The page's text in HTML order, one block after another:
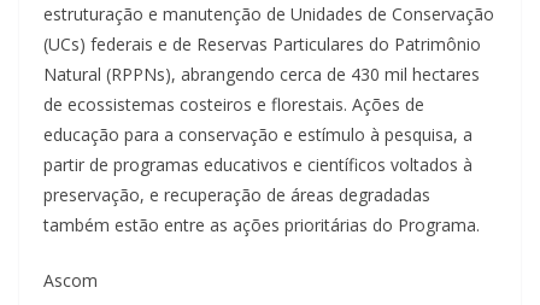
estruturação e manutenção de Unidades de Conservação
(UCs) federais e de Reservas Particulares do Patrimônio
Natural (RPPNs), abrangendo cerca de 430 mil hectares
de ecossistemas costeiros e florestais. Ações de
educação para a conservação e estímulo à pesquisa, a
partir de programas educativos e científicos voltados à
preservação, e recuperação de áreas degradadas
também estão entre as ações prioritárias do Programa.
Ascom